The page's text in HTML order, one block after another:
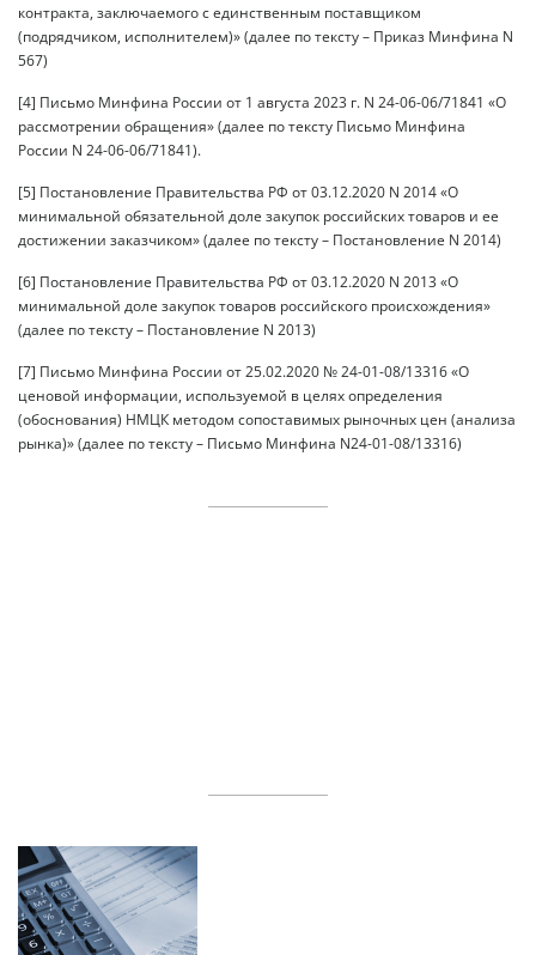
контракта, заключаемого с единственным поставщиком
(подрядчиком, исполнителем)» (далее по тексту – Приказ Минфина N
567)
[4] Письмо Минфина России от 1 августа 2023 г. N 24-06-06/71841 «О
рассмотрении обращения» (далее по тексту Письмо Минфина
России N 24-06-06/71841).
[5] Постановление Правительства РФ от 03.12.2020 N 2014 «О
минимальной обязательной доле закупок российских товаров и ее
достижении заказчиком» (далее по тексту – Постановление N 2014)
[6] Постановление Правительства РФ от 03.12.2020 N 2013 «О
минимальной доле закупок товаров российского происхождения»
(далее по тексту – Постановление N 2013)
[7] Письмо Минфина России от 25.02.2020 № 24-01-08/13316 «О
ценовой информации, используемой в целях определения
(обоснования) НМЦК методом сопоставимых рыночных цен (анализа
рынка)» (далее по тексту – Письмо Минфина N24-01-08/13316)